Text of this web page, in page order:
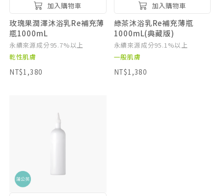
加入購物車
玫瑰果潤澤沐浴乳Re補充薄
瓶1000mL
永續來源成分95.7%以上
乾性肌膚
NT$1,380
加入購物車
綠茶沐浴乳Re補充薄瓶
1000mL(典藏版)
永續來源成分95.1%以上
一般肌膚
NT$1,380